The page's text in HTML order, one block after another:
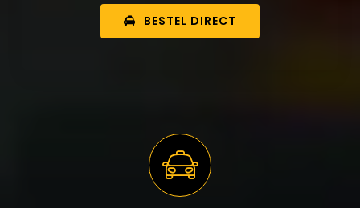
BESTEL DIRECT